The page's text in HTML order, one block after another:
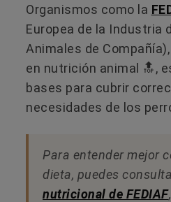
Organismos como la
Europea de la Industria
Animales de
en nutrición animal ​🔝,
bases para cubrir
necesidades de los
Para entender mejor
dieta, puedes
nutricional de FEDIAF